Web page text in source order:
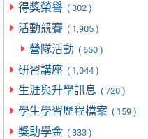
得獎榮譽 ( 302 )
活動競賽 ( 1,905 )
營隊活動 ( 650 )
研習講座 ( 1,044 )
生涯與升學訊息 ( 720 )
學生學習歷程檔案 ( 159 )
獎助學金 ( 333 )